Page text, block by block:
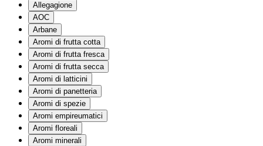
Allegagione
AOC
Arbane
Aromi di frutta cotta
Aromi di frutta fresca
Aromi di frutta secca
Aromi di latticini
Aromi di panetteria
Aromi di spezie
Aromi empireumatici
Aromi floreali
Aromi minerali